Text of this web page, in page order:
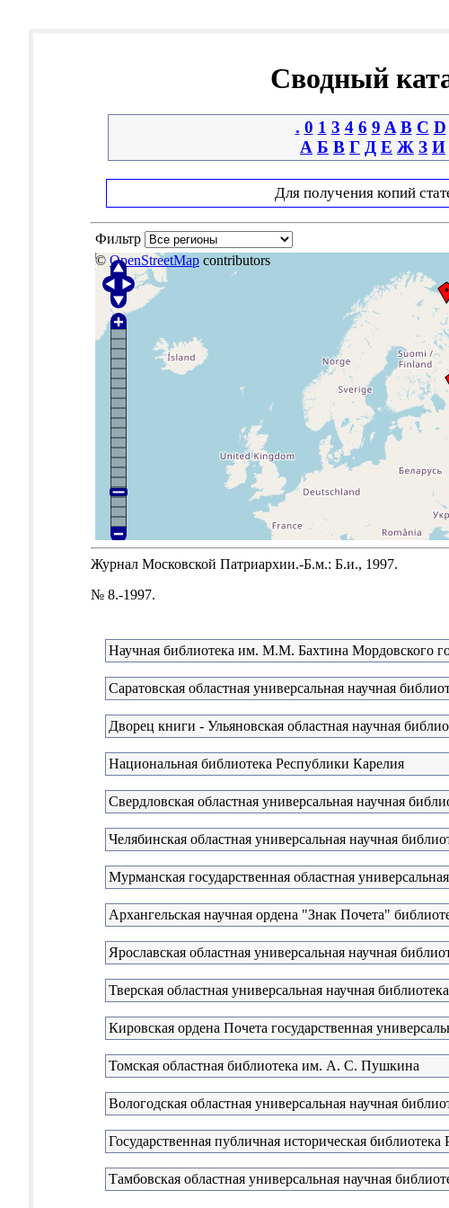
Сводный
. 0 1 3 4 6 9 A B C D
А Б В Г Д Е Ж З И
Для получения копий
Фильтр
© OpenStreetMap contributors
Журнал Московской Патриархии.-Б.м.: Б.и., 1997.
№ 8.-1997.
Научная библиотека им. М.М. Бахтина Мордовского
Саратовская областная универсальная научная
Дворец книги - Ульяновская областная научная
Национальная библиотека Республики Карелия
Свердловская областная универсальная научная
Челябинская областная универсальная научная
Мурманская государственная областная
Архангельская научная ордена "Знак Почета"
Ярославская областная универсальная научная
Тверская областная универсальная научная
Кировская ордена Почета государственная
Томская областная библиотека им. А. С. Пушкина
Вологодская областная универсальная научная
Государственная публичная историческая библиотека
Тамбовская областная универсальная научная